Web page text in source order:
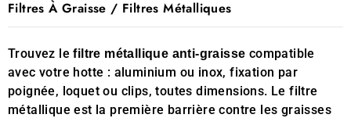
Filtres À Graisse / Filtres Métalliques
Trouvez lefiltre métallique anti-graisse compatible
avec votre hotte : aluminium ou inox, fixation par
poignée, loquet ou clips, toutes dimensions. Le filtre
métallique est la première barrière contre les graisses